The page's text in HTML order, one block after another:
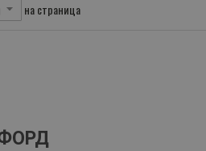
на страница